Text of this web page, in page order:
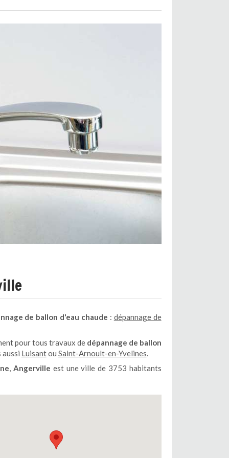
de ballon d'eau chaude : dépannage de
pour tous travaux de dépannage de ballon
aussi Luisantou Saint-Arnoult-en-Yvelines.
,Angerville est une ville de 3753 habitants